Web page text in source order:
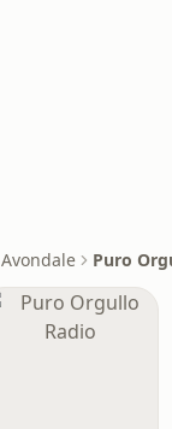
Avondale Puro